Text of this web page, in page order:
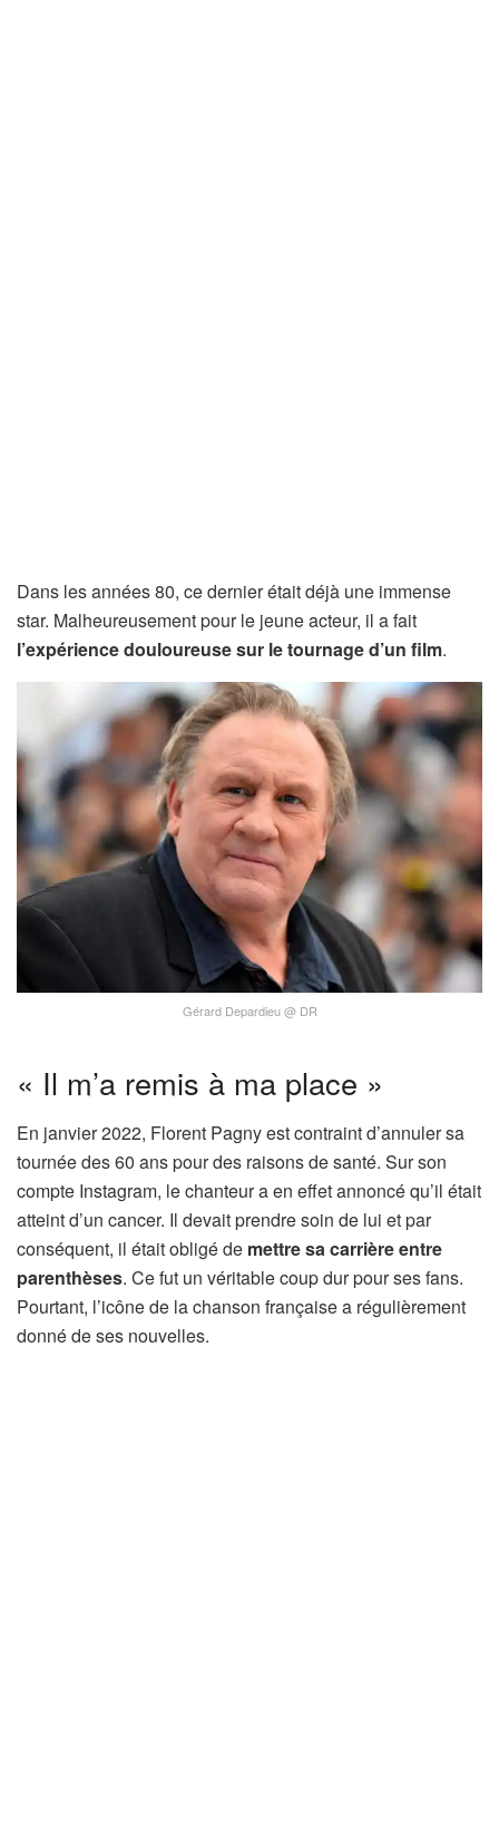
Dans les années 80, ce dernier était déjà une immense
star. Malheureusement pour le jeune acteur, il a fait
l’expérience douloureuse sur le tournage d’un film.
Gérard Depardieu @ DR
« Il m’a remis à ma place »
En janvier 2022, Florent Pagny est contraint d’annuler sa
tournée des 60 ans pour des raisons de santé. Sur son
compte Instagram, le chanteur a en effet annoncé qu’il était
atteint d’un cancer. Il devait prendre soin de lui et par
conséquent, il était obligé de mettre sa carrière entre
parenthèses. Ce fut un véritable coup dur pour ses fans.
Pourtant, l’icône de la chanson française a régulièrement
donné de ses nouvelles.